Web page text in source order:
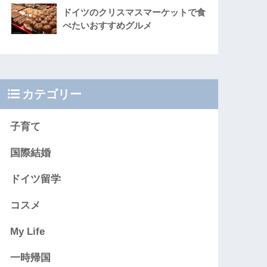
ドイツのクリスマスマーケットで食
べたいおすすめグルメ
カテゴリー
子育て
国際結婚
ドイツ留学
コスメ
My Life
一時帰国